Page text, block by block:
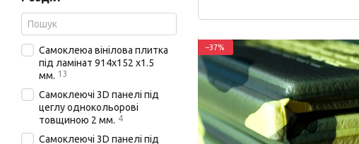
−37%
Самоклеюа вінілова плитка
під ламінат 914х152 х1.5
мм. 13
Самоклеючі 3D панелі під
цеглу однокольорові
товщиною 2 мм. 4
Самоклеючі 3D панелі під